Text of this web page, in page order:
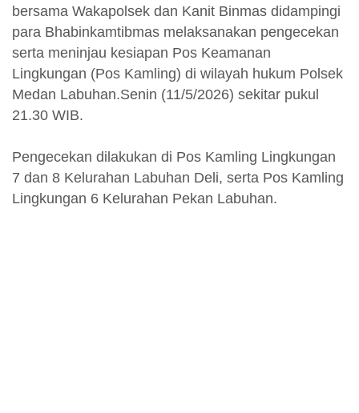
bersama Wakapolsek dan Kanit Binmas didampingi
para Bhabinkamtibmas melaksanakan pengecekan
serta meninjau kesiapan Pos Keamanan
Lingkungan (Pos Kamling) di wilayah hukum Polsek
Medan Labuhan.Senin (11/5/2026) sekitar pukul
21.30 WIB.
Pengecekan dilakukan di Pos Kamling Lingkungan
7 dan 8 Kelurahan Labuhan Deli, serta Pos Kamling
Lingkungan 6 Kelurahan Pekan Labuhan.